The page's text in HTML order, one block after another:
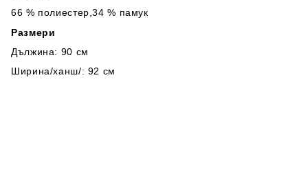
66 % полиестер,34 % памук
Размери
Дължина: 90 см
Ширина/ханш/: 92 см